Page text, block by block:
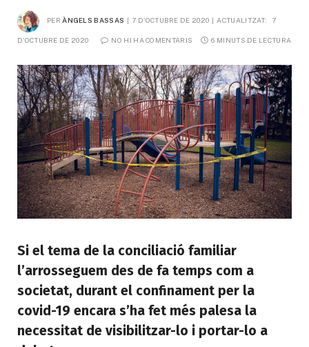
PER ÀNGELS BASSAS 7 D'OCTUBRE DE 2020 ACTUALITZAT: 7
D'OCTUBRE DE 2020 NO HI HA COMENTARIS 6 MINUTS DE LECTURA
Si el tema de la conciliació familiar
l’arrosseguem des de fa temps com a
societat, durant el confinament per la
covid-19 encara s’ha fet més palesa la
necessitat de visibilitzar-lo i portar-lo a